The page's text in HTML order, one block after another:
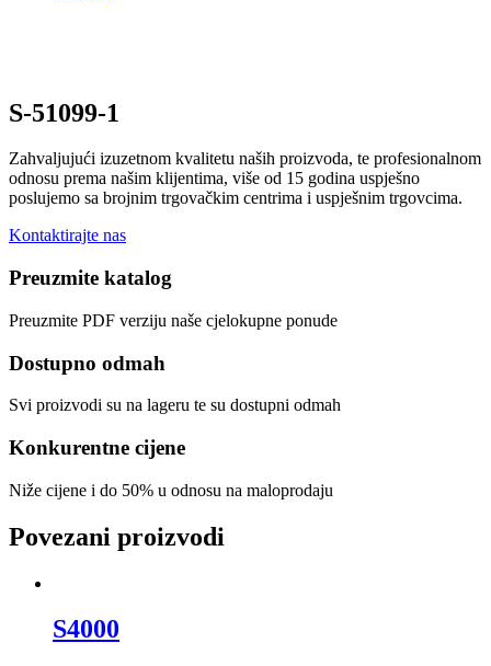
S-51099-1
Zahvaljujući izuzetnom kvalitetu naših proizvoda, te profesionalnom
odnosu prema našim klijentima, više od 15 godina uspješno
poslujemo sa brojnim trgovačkim centrima i uspješnim trgovcima.
Kontaktirajte nas
Preuzmite katalog
Preuzmite PDF verziju naše cjelokupne ponude
Dostupno odmah
Svi proizvodi su na lageru te su dostupni odmah
Konkurentne cijene
Niže cijene i do 50% u odnosu na maloprodaju
Povezani proizvodi
S4000